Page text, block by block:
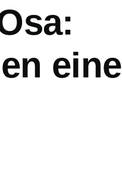
eine